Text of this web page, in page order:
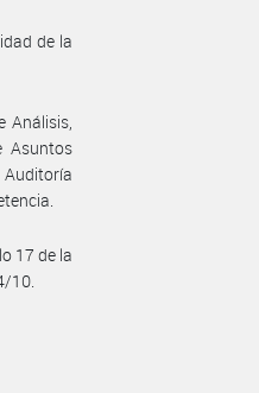
de la
Análisis,
Asuntos
Auditoría
17 de la
10.